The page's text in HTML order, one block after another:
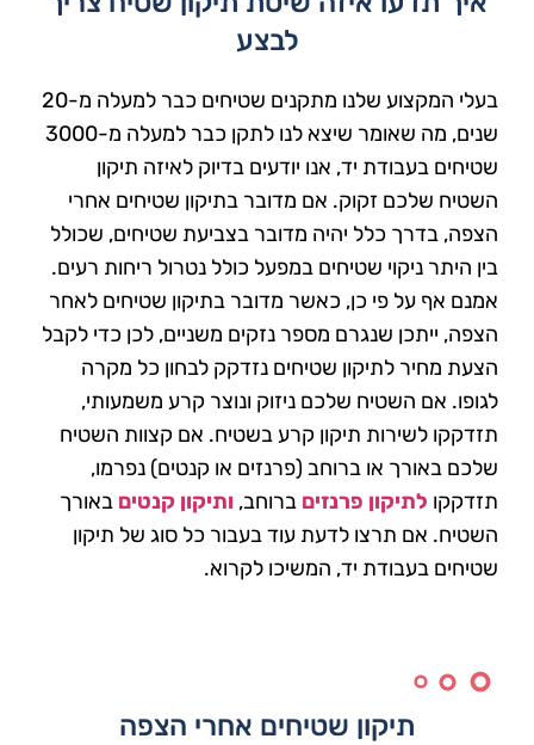
לבצע
בעלי המקצוע שלנו מתקנים שטיחים כבר למעלה מ-20
שנים, מה שאומר שיצא לנו לתקן כבר למעלה מ-3000
שטיחים בעבודת יד, אנו יודעים בדיוק לאיזה תיקון
השטיח שלכם זקוק. אם מדובר בתיקון שטיחים אחרי
הצפה, בדרך כלל יהיה מדובר בצביעת שטיחים, שכולל
בין היתר ניקוי שטיחים במפעל כולל נטרול ריחות רעים.
אמנם אף על פי כן, כאשר מדובר בתיקון שטיחים לאחר
הצפה, ייתכן שנגרם מספר נזקים משניים, לכן כדי לקבל
הצעת מחיר לתיקון שטיחים נזדקק לבחון כל מקרה
לגופו. אם השטיח שלכם ניזוק ונוצר קרע משמעותי,
תזדקקו לשירות תיקון קרע בשטיח. אם קצוות השטיח
שלכם באורך או ברוחב (פרנזים או קנטים) נפרמו,
תזדקקו לתיקון פרנזים ברוחב, ותיקון קנטים באורך
השטיח. אם תרצו לדעת עוד בעבור כל סוג של תיקון
שטיחים בעבודת יד, המשיכו לקרוא.
תיקון שטיחים אחרי הצפה